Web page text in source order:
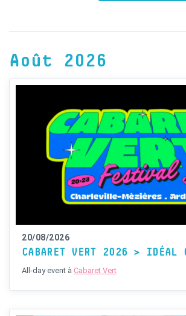
Août 2026
20/08/2026
CABARET VERT 2026 > IDÉAL
All-day event à Cabaret Vert